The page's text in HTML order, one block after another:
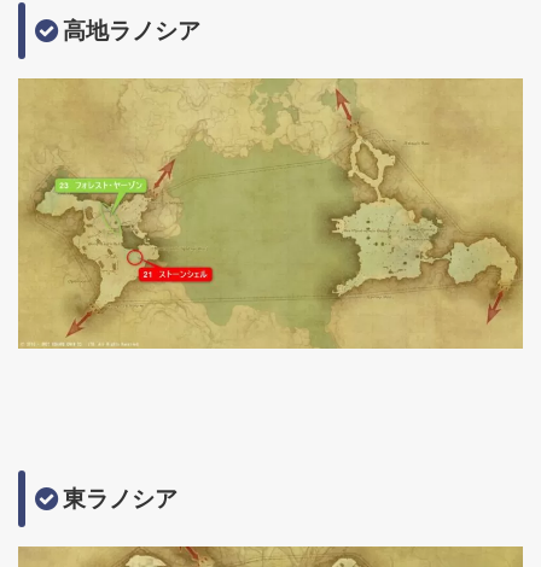
高地ラノシア
東ラノシア